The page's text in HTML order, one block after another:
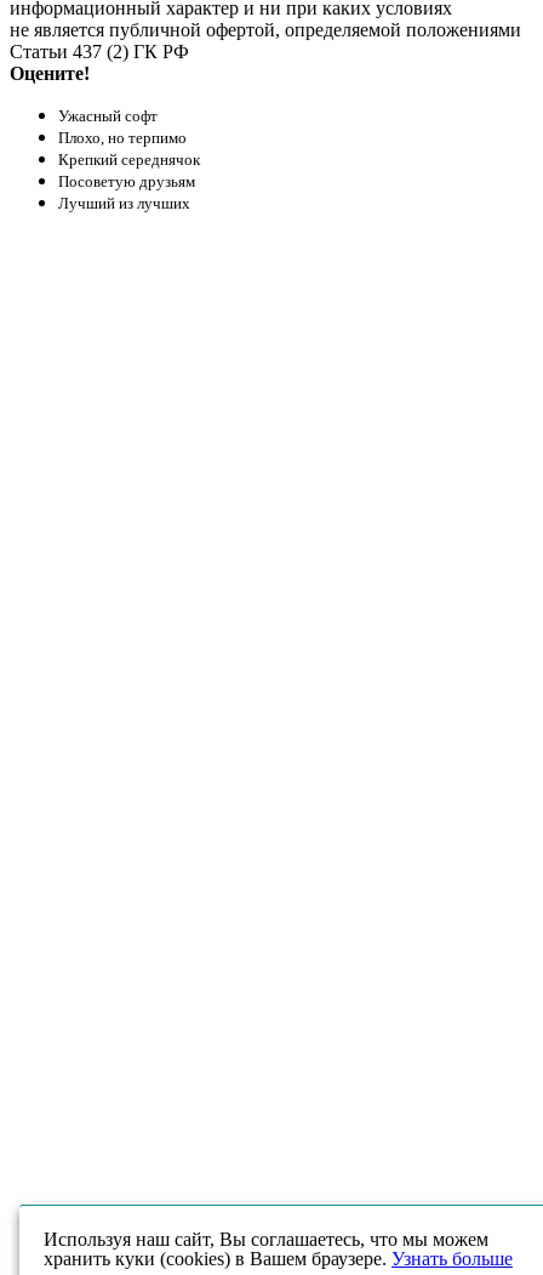
информационный характер и ни при каких условиях
не является публичной офертой, определяемой положениями
Статьи 437 (2) ГК РФ
Оцените!
Ужасный софт
Плохо, но терпимо
Крепкий середнячок
Посоветую друзьям
Лучший из лучших
Используя наш сайт, Вы соглашаетесь, что мы можем
хранить куки (cookies) в Вашем браузере. Узнать больше